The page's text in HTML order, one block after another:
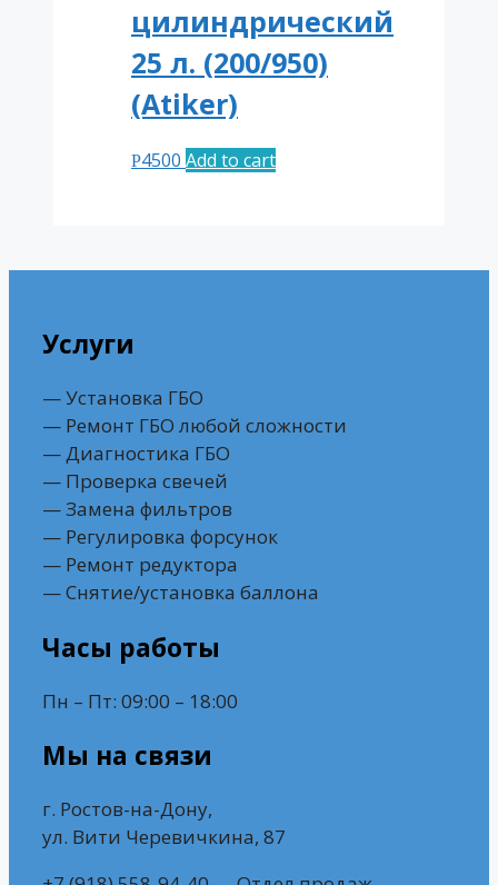
цилиндрический
25 л. (200/950)
(Atiker)
Р4500 Add to cart
Услуги
— Установка ГБО
— Ремонт ГБО любой сложности
— Диагностика ГБО
— Проверка свечей
— Замена фильтров
— Регулировка форсунок
— Ремонт редуктора
— Снятие/установка баллона
Часы работы
Пн – Пт: 09:00 – 18:00
Мы на связи
г. Ростов-на-Дону,
ул. Вити Черевичкина, 87